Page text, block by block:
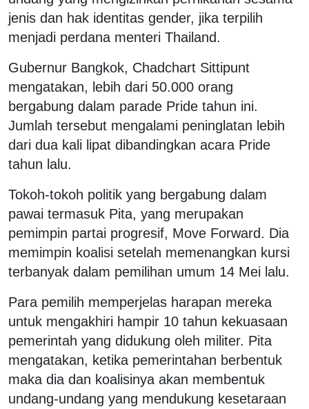
jenis dan hak identitas gender, jika terpilih
menjadi perdana menteri Thailand.
Gubernur Bangkok, Chadchart Sittipunt
mengatakan, lebih dari 50.000 orang
bergabung dalam parade Pride tahun ini.
Jumlah tersebut mengalami peninglatan lebih
dari dua kali lipat dibandingkan acara Pride
tahun lalu.
Tokoh-tokoh politik yang bergabung dalam
pawai termasuk Pita, yang merupakan
pemimpin partai progresif, Move Forward. Dia
memimpin koalisi setelah memenangkan kursi
terbanyak dalam pemilihan umum 14 Mei lalu.
Para pemilih memperjelas harapan mereka
untuk mengakhiri hampir 10 tahun kekuasaan
pemerintah yang didukung oleh militer. Pita
mengatakan, ketika pemerintahan berbentuk
maka dia dan koalisinya akan membentuk
undang-undang yang mendukung kesetaraan